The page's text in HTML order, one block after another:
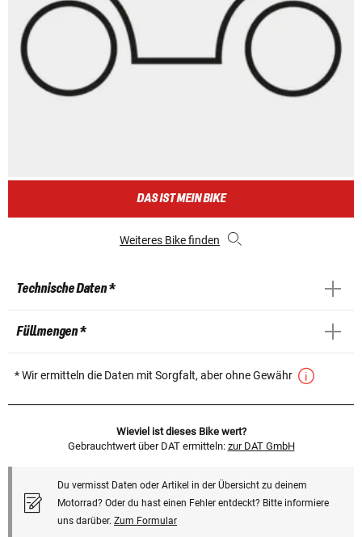
DAS IST MEIN BIKE
Weiteres Bike finden
Technische Daten *
Füllmengen *
* Wir ermitteln die Daten mit Sorgfalt, aber ohne Gewähr
Wieviel ist dieses Bike wert?
Gebrauchtwert über DAT ermitteln: zur DAT GmbH
Du vermisst Daten oder Artikel in der Übersicht zu deinem
Motorrad? Oder du hast einen Fehler entdeckt? Bitte informiere
uns darüber. Zum Formular